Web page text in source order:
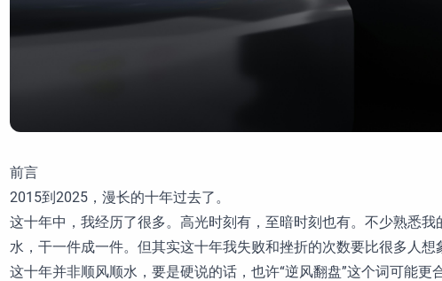
前言
2015到2025，漫长的十年过去了。
这十年中，我经历了很多。高光时刻有，至暗时刻也有。不少熟悉
水，干一件成一件。但其实这十年我失败和挫折的次数要比很多人想
这十年并非顺风顺水，要是硬说的话，也许“逆风翻盘”这个词可能更